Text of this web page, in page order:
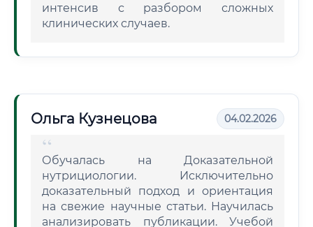
интенсив с разбором сложных
клинических случаев.
Ольга Кузнецова 04.02.2026
Обучалась на Доказательной
нутрициологии. Исключительно
доказательный подход и ориентация
на свежие научные статьи. Научилась
анализировать публикации. Учебой